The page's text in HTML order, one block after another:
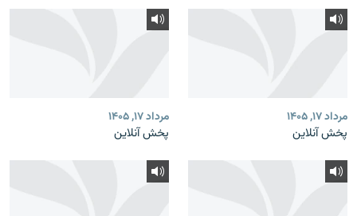
مرداد ۱۷, ۱۴۰۵
پخش آنلاین
مرداد ۱۷, ۱۴۰۵
پخش آنلاین